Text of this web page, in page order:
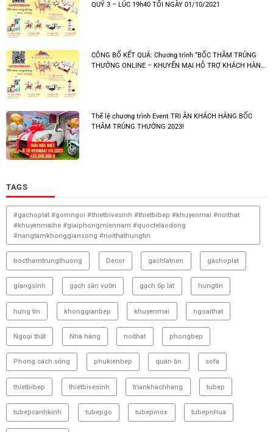
QUÝ 3 – LÚC 19h40 TỐI NGÀY 01/10/2021
CÔNG BỐ KẾT QUẢ: Chương trình “BỐC THĂM TRÚNG
THƯỞNG ONLINE – KHUYẾN MẠI HỖ TRỢ KHÁCH HÀNG
Thể lệ chương trình Event TRI ÂN KHÁCH HÀNG BỐC
THĂM TRÚNG THƯỞNG 2023!
TAGS
#gachoplat #gomngoi #thietbivesinh #thietbibep #khuyenmai #noithat
#khuyenmaihe #giaiphongmiennam #quoctelaodong
#nangtamkhonggiansong #noithathungtin
bocthamtrungthuong Decor gachlatnen gachoplat
giangsinh gạch sân vườn gạch ốp lát hungtin
hưng tín khonggianbep khuyenmai ngoaithat
Ngoại thất Nhà hàng noithat phongbep
Phong cách sống phukienbep quán ăn sofa
thietbibep thietbivesinh triankhachhang tubep
tubepcanhkinh tubepgo tubepinox tubepnhua